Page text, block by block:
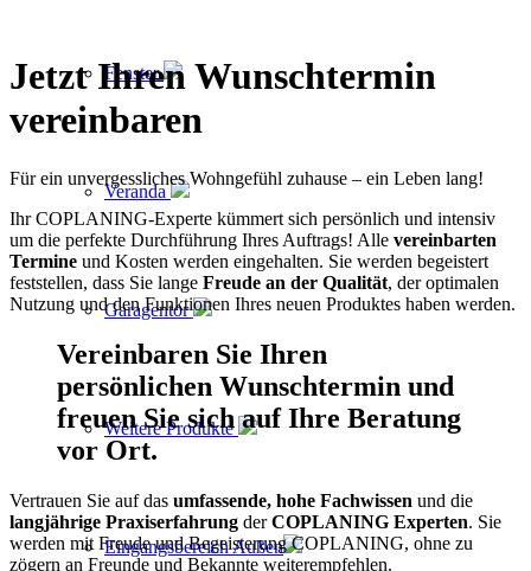
Fenster
Veranda
Garagentor
Weitere Produkte
Eingangsbereich Außen
Jetzt Ihren Wunschtermin
vereinbaren
Für ein unvergessliches Wohngefühl zuhause – ein Leben lang!
Ihr COPLANING-Experte kümmert sich persönlich und intensiv
um die perfekte Durchführung Ihres Auftrags! Alle vereinbarten
Termine und Kosten werden eingehalten. Sie werden begeistert
feststellen, dass Sie lange Freude an der Qualität, der optimalen
Nutzung und den Funktionen Ihres neuen Produktes haben werden.
Vereinbaren Sie Ihren
persönlichen Wunschtermin und
freuen Sie sich auf Ihre Beratung
vor Ort.
Vertrauen Sie auf das umfassende, hohe Fachwissen und die
langjährige Praxiserfahrung derCOPLANING Experten. Sie
werden mit Freude und Begeisterung COPLANING, ohne zu
zögern an Freunde und Bekannte weiterempfehlen.